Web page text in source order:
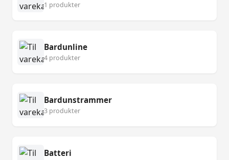
1 produkter
Bardunline
4 produkter
Bardunstrammer
3 produkter
Batteri